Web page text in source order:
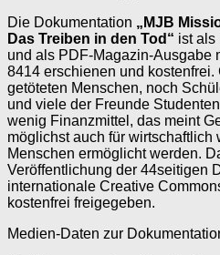
Die Dokumentation „MJB
Das Treiben in den Tod“ ist als
und als PDF-Magazin-Ausgabe
8414 erschienen und kostenfrei.
getöteten Menschen, noch
und viele der Freunde
wenig Finanzmittel, das meint
möglichst auch für wirtschaftlich
Menschen ermöglicht werden.
Veröffentlichung der 44seitigen
internationale Creative
kostenfrei freigegeben.
Medien-Daten zur